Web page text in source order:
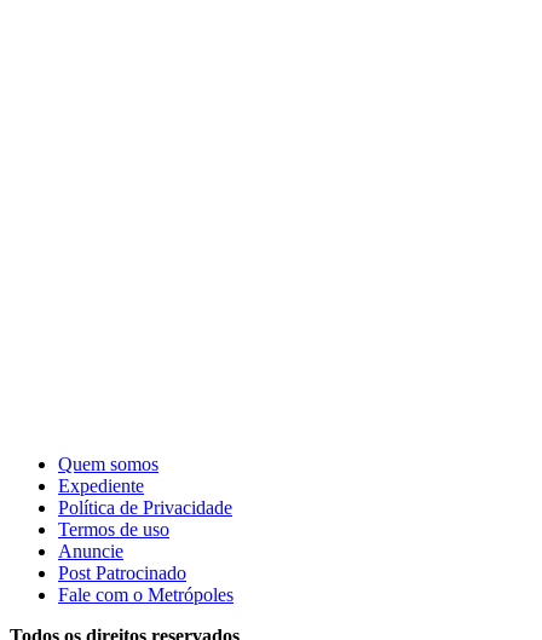
Quem somos
Expediente
Política de Privacidade
Termos de uso
Anuncie
Post Patrocinado
Fale com o Metrópoles